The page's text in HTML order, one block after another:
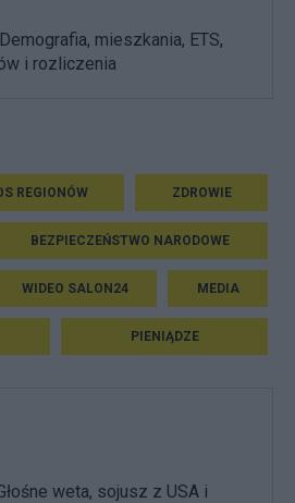
mieszkania, ETS,
i rozliczenia
REGIONÓW ZDROWIE
BEZPIECZEŃSTWO NARODOWE
WIDEO SALON24 MEDIA
PIENIĄDZE
weta, sojusz z USA i